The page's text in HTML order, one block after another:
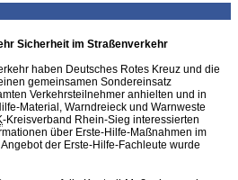
Sicherheit im Straßenverkehr
haben Deutsches Rotes Kreuz und die
gemeinsamen Sondereinsatz
Verkehrsteilnehmer anhielten und in
Material, Warndreieck und Warnweste
-Kreisverband Rhein-Sieg interessierten
über Erste-Hilfe-Maßnahmen im
der Erste-Hilfe-Fachleute wurde